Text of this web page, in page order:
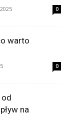
0
warto
0
na